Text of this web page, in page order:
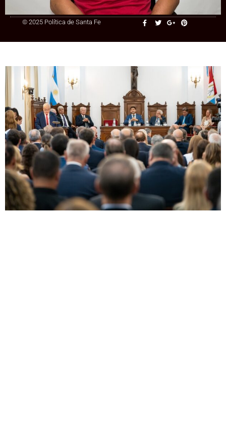
© 2025 Política de Santa Fe